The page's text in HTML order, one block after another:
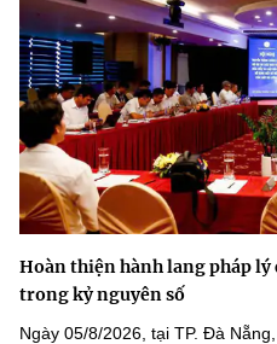
Hoàn thiện hành lang pháp lý
trong kỷ nguyên số
Ngày 05/8/2026, tại TP. Đà